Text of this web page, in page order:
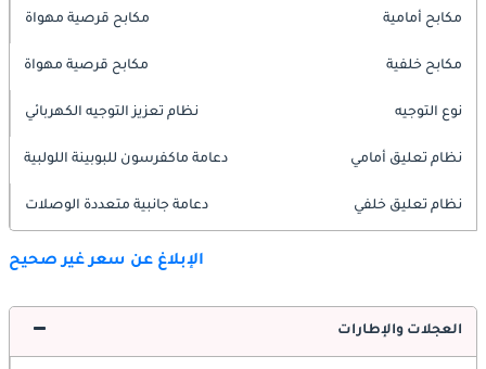
مكابح أمامية مكابح قرصية مهواة
مكابح خلفية مكابح قرصية مهواة
نوع التوجيه نظام تعزيز التوجيه الكهربائي
نظام تعليق أمامي دعامة ماكفرسون للبوبينة اللولبية
نظام تعليق خلفي دعامة جانبية متعددة الوصلات
الإبلاغ عن سعر غير صحيح
العجلات والإطارات